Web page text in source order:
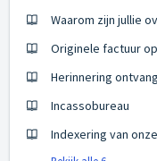
Waarom zijn jullie
Originele factuur
Herinnering
Incassobureau
Indexering van